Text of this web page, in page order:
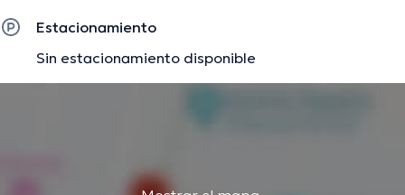
La descripción fue editada por el equipo de doctoranytime, con base en
información verificada.
Estacionamiento
Sin estacionamiento disponible